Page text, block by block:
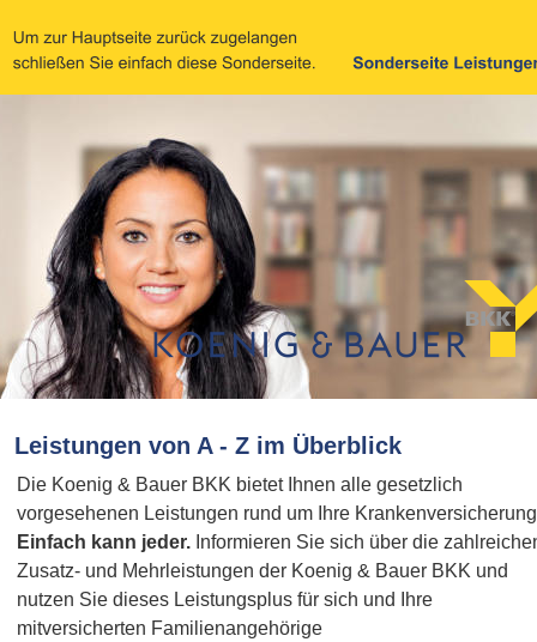
Leistungen von A - Z im Überblick
Die Koenig & Bauer BKK bietet Ihnen alle gesetzlich
vorgesehenen Leistungen rund um Ihre
Einfach kann jeder. Informieren Sie sich über die
Zusatz- und Mehrleistungen der Koenig & Bauer BKK und
nutzen Sie dieses Leistungsplus für sich und Ihre
mitversicherten Familienangehörige